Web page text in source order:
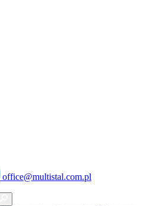
office@multistal.com.pl